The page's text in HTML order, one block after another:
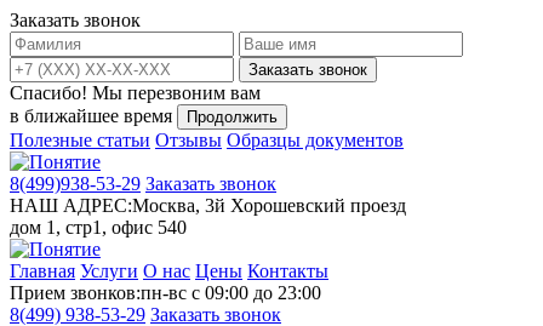
Заказать звонок
Заказать звонок
Спасибо! Мы перезвоним вам
в ближайшее время
Продолжить
Полезные статьи Отзывы Образцы документов
8(499)938-53-29 Заказать звонок
НАШ АДРЕС:Москва, 3й Хорошевский проезд
дом 1, стр1, офис 540
Главная Услуги О нас Цены Контакты
Прием звонков:пн-вс с 09:00 до 23:00
8(499) 938-53-29 Заказать звонок